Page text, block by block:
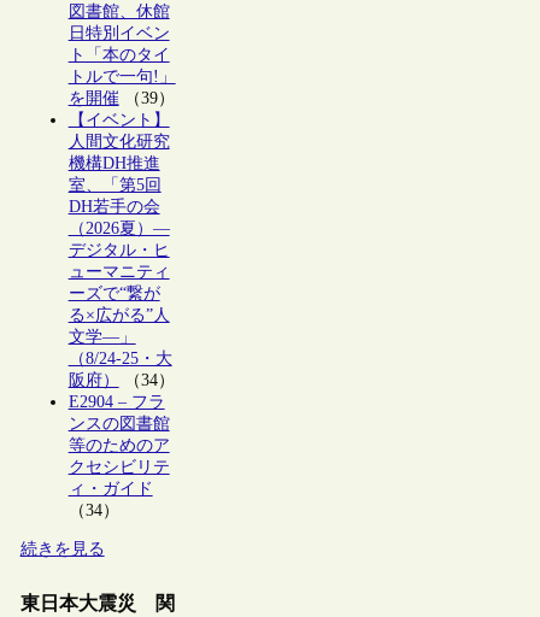
図書館、休館
日特別イベン
ト「本のタイ
トルで一句!」
を開催（39）
【イベント】
人間文化研究
機構DH推進
室、「第5回
DH若手の会
（2026夏）―
デジタル・ヒ
ューマニティ
ーズで“繋が
る×広がる”人
文学―」
（8/24-25・大
阪府）
（34）
E2904 – フラ
ンスの図書館
等のためのア
クセシビリテ
ィ・ガイド
（34）
続きを見る
東日本大震災 関